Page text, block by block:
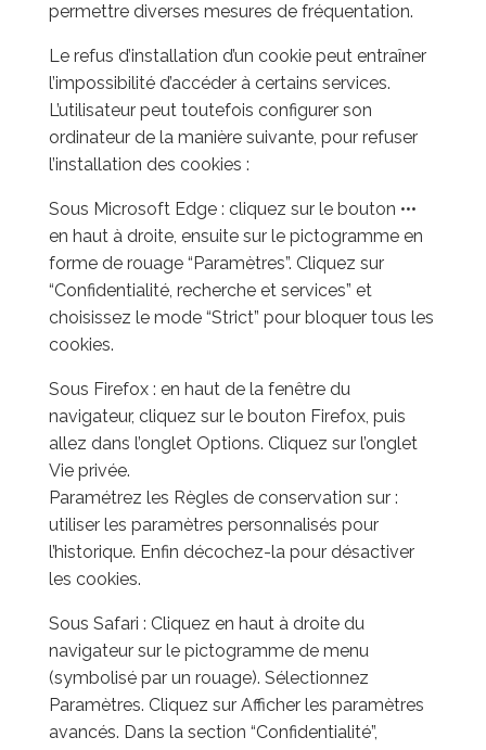
permettre diverses mesures de fréquentation.
Le refus d’installation d’un cookie peut entraîner
l’impossibilité d’accéder à certains services.
L’utilisateur peut toutefois configurer son
ordinateur de la manière suivante, pour refuser
l’installation des cookies :
Sous Microsoft Edge : cliquez sur le bouton •••
en haut à droite, ensuite sur le pictogramme en
forme de rouage “Paramètres”. Cliquez sur
“Confidentialité, recherche et services” et
choisissez le mode “Strict” pour bloquer tous les
cookies.
Sous Firefox : en haut de la fenêtre du
navigateur, cliquez sur le bouton Firefox, puis
allez dans l’onglet Options. Cliquez sur l’onglet
Vie privée.
Paramétrez les Règles de conservation sur :
utiliser les paramètres personnalisés pour
l’historique. Enfin décochez-la pour désactiver
les cookies.
Sous Safari : Cliquez en haut à droite du
navigateur sur le pictogramme de menu
(symbolisé par un rouage). Sélectionnez
Paramètres. Cliquez sur Afficher les paramètres
avancés. Dans la section “Confidentialité”,